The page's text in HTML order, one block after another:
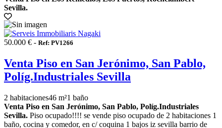
Sevilla.
50.000 € - Ref: PV1266
Venta Piso en San Jerónimo, San Pablo,
Políg.Industriales Sevilla
2 habitaciones46 m²1 baño
Venta Piso en San Jerónimo, San Pablo, Políg.Industriales
Sevilla. Piso ocupado!!!! se vende piso ocupado de 2 habitaciones 1
baño, cocina y comedor, en c/ coquina 1 bajos iz sevilla barrio de